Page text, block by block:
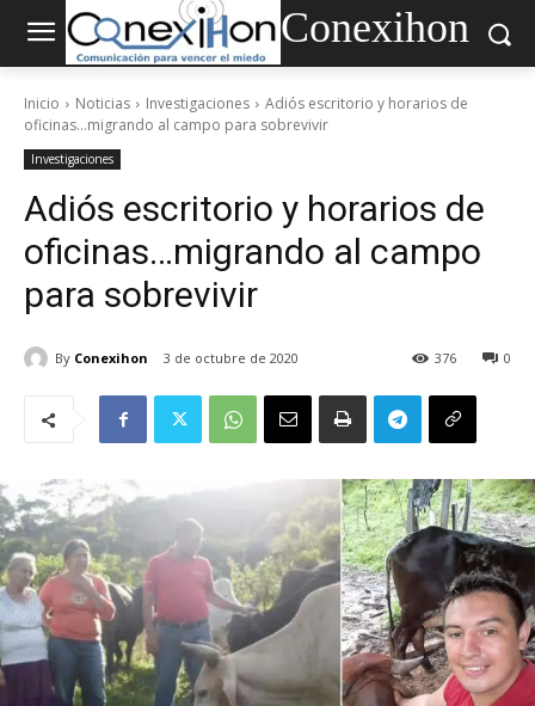
Conexihon
Inicio Noticias Investigaciones
Adiós escritorio y horarios de
oficinas…migrando al campo para sobrevivir
Investigaciones
Adiós escritorio y horarios de
oficinas…migrando al campo
para sobrevivir
By Conexihon 3 de octubre de 2020 0
376